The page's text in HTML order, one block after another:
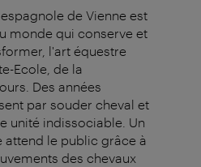
de Vienne est
monde qui conserve et
l'art équestre
Ecole, de la
Des années
par souder cheval et
unité indissociable. Un
le public grâce à
des chevaux